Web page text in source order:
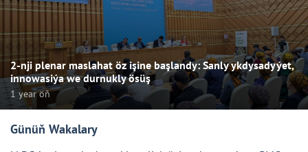
2-nji plenar maslahat öz işine başlandy: Sanly ykdysadyýet,
innowasiýa we durnukly ösüş
1 year öň
Günüň Wakalary